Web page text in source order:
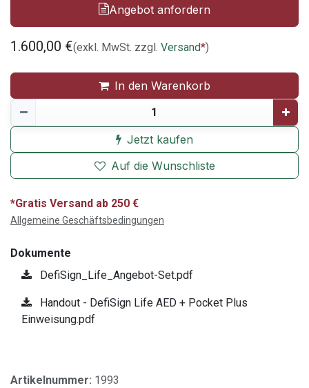
Angebot anfordern
1.600,00 €(exkl. MwSt. zzgl. Versand*)
In den Warenkorb
Jetzt kaufen
Auf die Wunschliste
*Gratis Versand ab 250 €
Allgemeine Geschäftsbedingungen
Dokumente
DefiSign_Life_Angebot-Set.pdf
Handout - DefiSign Life AED + Pocket Plus
Einweisung.pdf
Artikelnummer: 1993